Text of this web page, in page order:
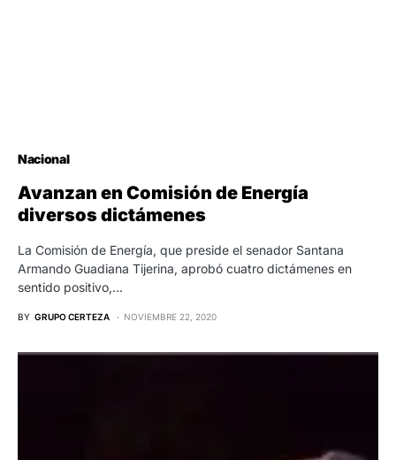
Nacional
Avanzan en Comisión de Energía
diversos dictámenes
La Comisión de Energía, que preside el senador Santana
Armando Guadiana Tijerina, aprobó cuatro dictámenes en
sentido positivo,…
BY GRUPO CERTEZA NOVIEMBRE 22, 2020